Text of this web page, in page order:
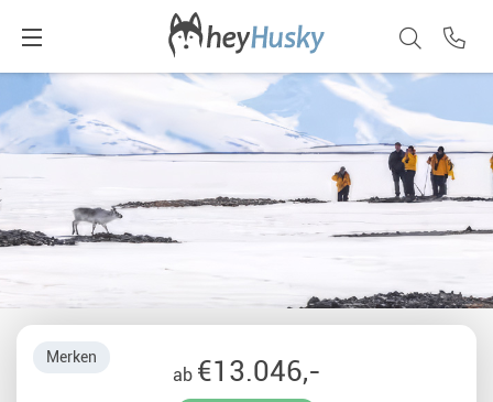
Merken
ab €13.046,-